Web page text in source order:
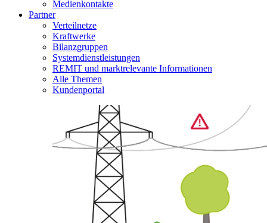
Medienkontakte
Partner
Verteilnetze
Kraftwerke
Bilanzgruppen
Systemdienstleistungen
REMIT und marktrelevante Informationen
Alle Themen
Kundenportal